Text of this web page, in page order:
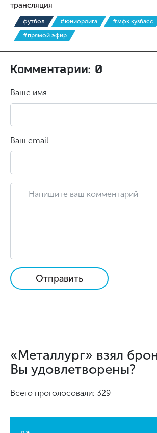
трансляция
футбол #юниорлига #мфк кузбасс
#прямой эфир
Комментарии: 0
Ваше имя
Ваш email
Отправить
«Металлург» взял
Вы удовлетворены?
Всего проголосовали: 329